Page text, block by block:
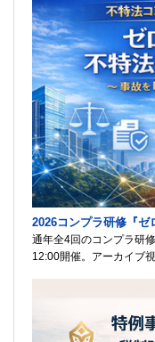
2026コンプラ研修『ゼ
通年全4回のコンプラ研
12:00開催。アーカイブ視